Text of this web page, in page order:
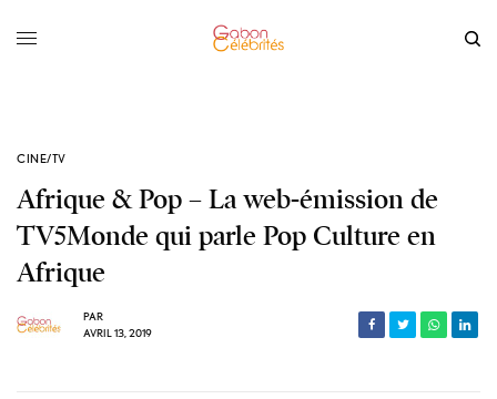
CINE/TV
Afrique & Pop – La web-émission de
TV5Monde qui parle Pop Culture en
Afrique
PAR
AVRIL 13, 2019